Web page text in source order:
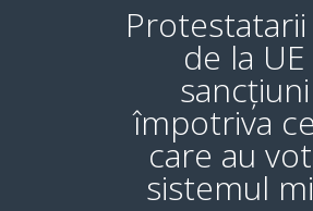
de la UE
sancțiuni
împotriva
care au
sistemul